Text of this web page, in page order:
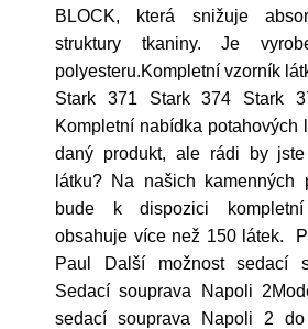
BLOCK, která snižuje
struktury tkaniny. Je
polyesteru.Kompletní vzorník
Stark 371 Stark 374 Stark
Kompletní nabídka potahových
daný produkt, ale rádi by
látku? Na našich kamenných
bude k dispozici
obsahuje více než 150 látek.
Paul Další možnost sedací
Sedací souprava Napoli
sedací souprava Napoli 2